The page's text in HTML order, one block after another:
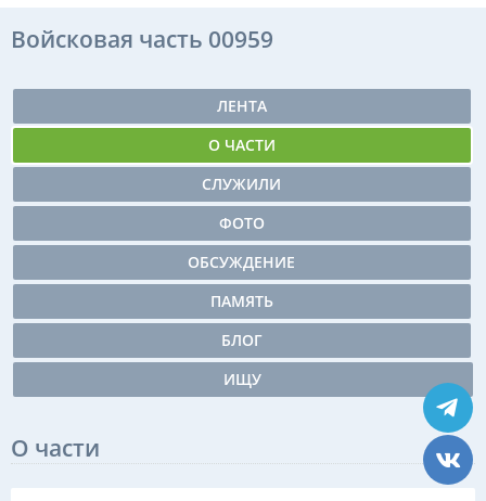
Войсковая часть 00959
ЛЕНТА
О ЧАСТИ
СЛУЖИЛИ
ФОТО
ОБСУЖДЕНИЕ
ПАМЯТЬ
БЛОГ
ИЩУ
О части